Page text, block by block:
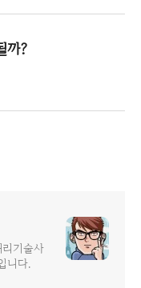
까?
기술사
니다.